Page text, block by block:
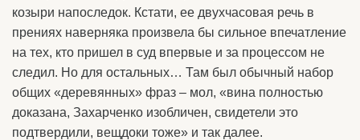
козыри напоследок. Кстати, ее двухчасовая речь в
прениях наверняка произвела бы сильное впечатление
на тех, кто пришел в суд впервые и за процессом не
следил. Но для остальных… Там был обычный набор
общих «деревянных» фраз – мол, «вина полностью
доказана, Захарченко изобличен, свидетели это
подтвердили, вещдоки тоже» и так далее.